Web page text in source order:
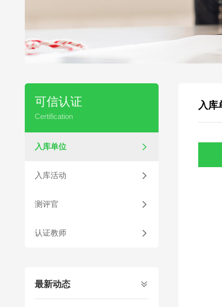
可信认证
Certification
入库单位 
入库活动 
测评官 
认证教师 
最新动态 
入库